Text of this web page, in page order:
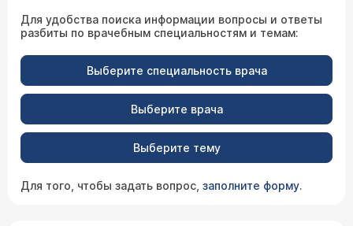
Для удобства поиска информации вопросы и ответы
разбиты по врачебным специальностям и темам:
Выберите специальность врача
Выберите врача
Выберите тему
Для того, чтобы задать вопрос, заполните форму.